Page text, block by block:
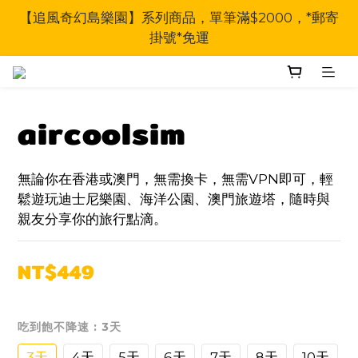
【追風奇幻島樂園】系列商品，單筆滿$2000，*郵寄
掛號*免運
aircoolsim
無論你在香港或澳門，無需換卡，無需VPN即可，輕
鬆遊玩迪士尼樂園、海洋公園、澳門旅遊塔，隨時與
親友分享你的旅行點滴。
NT$449
吃到飽不降速 : 3天